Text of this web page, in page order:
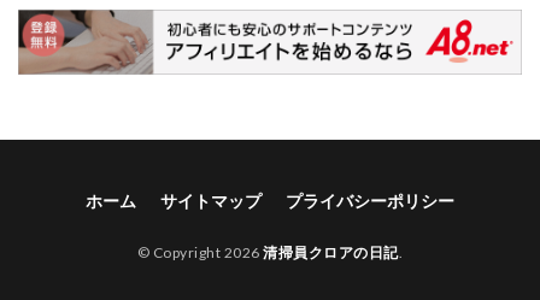
ホーム サイトマップ プライバシーポリシー
© Copyright 2026清掃員クロアの日記.